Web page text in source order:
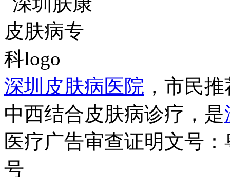
深圳皮肤病医院 ，市民
中西结合皮肤病诊疗，是
医疗广告审查证明文号
号